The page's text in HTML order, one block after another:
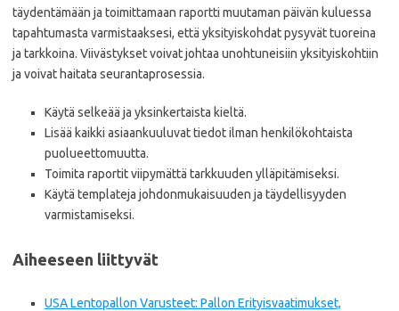
täydentämään ja toimittamaan raportti muutaman päivän kuluessa
tapahtumasta varmistaaksesi, että yksityiskohdat pysyvät tuoreina
ja tarkkoina. Viivästykset voivat johtaa unohtuneisiin yksityiskohtiin
ja voivat haitata seurantaprosessia.
Käytä selkeää ja yksinkertaista kieltä.
Lisää kaikki asiaankuuluvat tiedot ilman henkilökohtaista
puolueettomuutta.
Toimita raportit viipymättä tarkkuuden ylläpitämiseksi.
Käytä templateja johdonmukaisuuden ja täydellisyyden
varmistamiseksi.
Aiheeseen liittyvät
USA Lentopallon Varusteet: Pallon Erityisvaatimukset,